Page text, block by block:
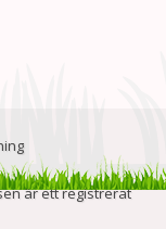
är ett registrerat